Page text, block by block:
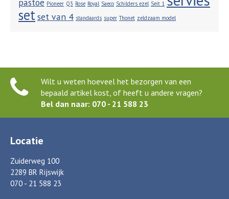
Pioneer Q3 Rose Royal Saeco Schilders ezel Seit 1
setset van 4 standaards super Thonet zeldzaam model
Wilt u weten hoeveel het bezorgen van een
bepaald artikel kost, of heeft u andere vragen?
Bel dan naar: 070 - 21 588 23
Locatie
Zuiderweg 100
2289 BR Rijswijk
070 - 21 588 23